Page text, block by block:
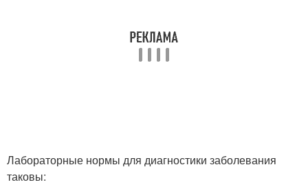
Лабораторные нормы для диагностики заболевания
таковы: